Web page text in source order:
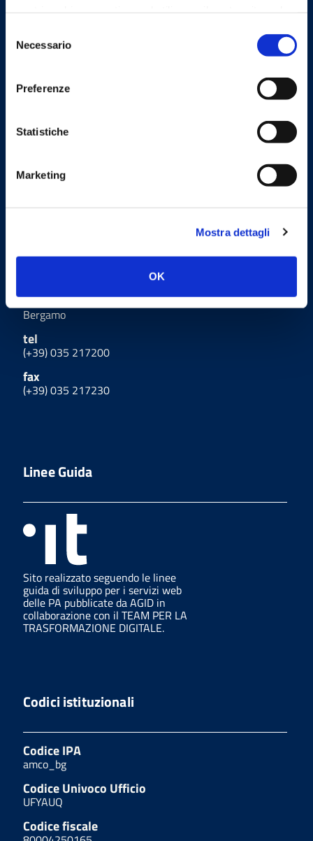
delNecessario
Preferenze
Statistiche
Marketing
Mostra dettagli
OK
segreteria@omceo.bg.it
Email PEC
Bergamo
tel
(+39) 035 217200
fax
(+39) 035 217230
Linee Guida
Sito realizzato seguendo le linee
guida di sviluppo per i servizi web
delle PA pubblicate da AGID in
collaborazione con il TEAM PER LA
TRASFORMAZIONE DIGITALE.
Codici istituzionali
Codice IPA
amco_bg
Codice Univoco Ufficio
UFYAUQ
Codice fiscale